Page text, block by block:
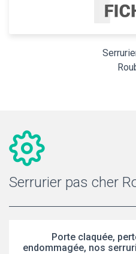
Serrurier pas cher
Porte claquée,
endommagée, nos